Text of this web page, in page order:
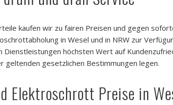
kaufen wir zu fairen Preisen und gegen
in Wesel und in NRW zur
höchsten Wert auf
geltenden gesetzlichen Bestimmungen legen.
Elektroschrott Preise in